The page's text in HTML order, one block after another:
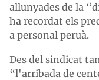
allunyades de la
ha recordat els
a personal peruà.
Des del sindicat
“l'arribada de